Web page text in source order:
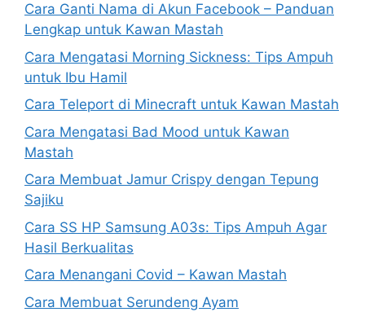
Cara Ganti Nama di Akun Facebook – Panduan
Lengkap untuk Kawan Mastah
Cara Mengatasi Morning Sickness: Tips Ampuh
untuk Ibu Hamil
Cara Teleport di Minecraft untuk Kawan Mastah
Cara Mengatasi Bad Mood untuk Kawan
Mastah
Cara Membuat Jamur Crispy dengan Tepung
Sajiku
Cara SS HP Samsung A03s: Tips Ampuh Agar
Hasil Berkualitas
Cara Menangani Covid – Kawan Mastah
Cara Membuat Serundeng Ayam